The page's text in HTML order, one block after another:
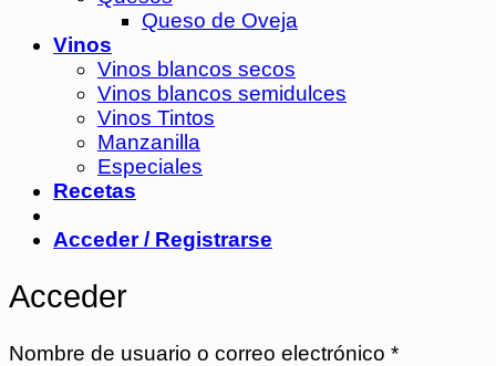
Queso de Oveja
Vinos
Vinos blancos secos
Vinos blancos semidulces
Vinos Tintos
Manzanilla
Especiales
Recetas
Acceder / Registrarse
Acceder
Nombre de usuario o correo electrónico *